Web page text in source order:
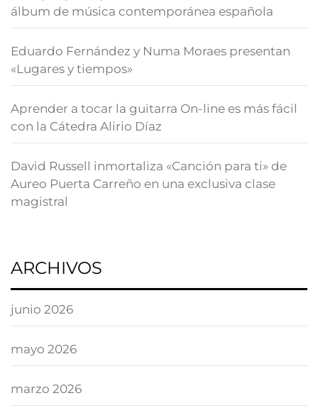
álbum de música contemporánea española
Eduardo Fernández y Numa Moraes presentan
«Lugares y tiempos»
Aprender a tocar la guitarra On-line es más fácil
con la Cátedra Alirio Díaz
David Russell inmortaliza «Canción para ti» de
Aureo Puerta Carreño en una exclusiva clase
magistral
ARCHIVOS
junio 2026
mayo 2026
marzo 2026